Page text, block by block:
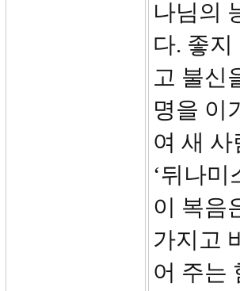
나님의
다. 좋
고 불신
명을 이
여 새 사
‘뒤나
이 복음
가지고
어 주는